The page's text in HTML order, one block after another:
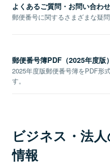
よくあるご質問・お問い合わせ
郵便番号に関するさまざまな疑問
郵便番号簿PDF（2025年度版）
2025年度版郵便番号簿をPDF形
す。
ビジネス・法
情報